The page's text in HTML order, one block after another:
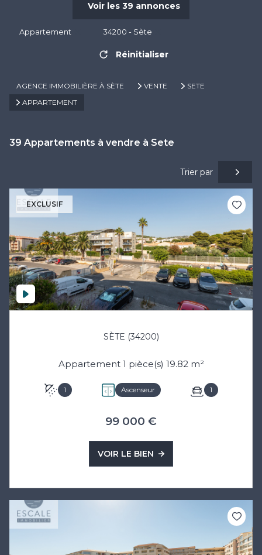
Voir les 39 annonces
Appartement 34200 - Sète
Réinitialiser
AGENCE IMMOBILIÈRE À SÈTE VENTE
SETE
APPARTEMENT
39 Appartements à vendre à Sete
Trier par
EXCLUSIF
SÈTE (34200)
Appartement 1 pièce(s) 19.82 m²
1 Ascenseur 1
99 000 €
VOIR LE BIEN